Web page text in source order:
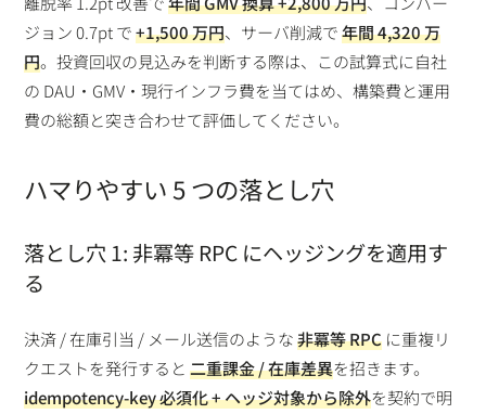
ジョン 0.7pt で+1,500 万円、サーバ削減で年間 4,320 万
円。投資回収の見込みを判断する際は、この試算式に自社
の DAU・GMV・現行インフラ費を当てはめ、構築費と運用
費の総額と突き合わせて評価してください。
ハマりやすい 5 つの落とし穴
落とし穴 1: 非冪等 RPC にヘッジングを適用す
る
決済 / 在庫引当 / メール送信のような非冪等 RPC に重複リ
クエストを発行すると二重課金 / 在庫差異を招きます。
idempotency-key 必須化 + ヘッジ対象から除外を契約で明